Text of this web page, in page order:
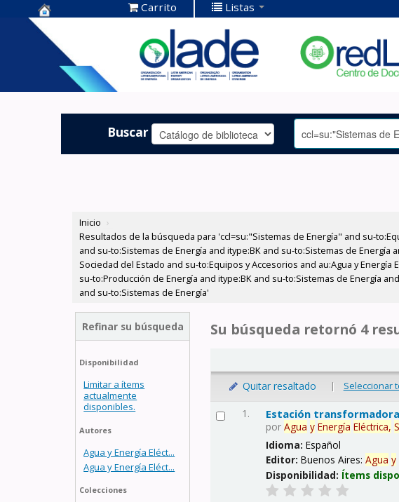
Centro de
Documentación
OLADE -
Carrito Listas
Buscar
Inicio ›
Resultados de la búsqueda para 'ccl=su:"Sistemas de Energía" and su-
and su-to:Sistemas de Energía and itype:BK and su-to:Sistemas de Energía
Sociedad del Estado and su-to:Equipos y Accesorios and au:Agua y
su-to:Producción de Energía and itype:BK and su-to:Sistemas de Energía
and su-to:Sistemas de Energía'
Refinar su búsqueda
Disponibilidad
Limitar a ítems
actualmente
disponibles.
Autores
Agua y Energía Eléct...
Agua y Energía Eléct...
Colecciones
Su búsqueda retornó 4
Quitar resaltado | Seleccionar
1. Estación
porAgua y Energía Eléctrica,
Idioma:Español
Editor:Buenos Aires:Agua y
Disponibilidad: Ítems